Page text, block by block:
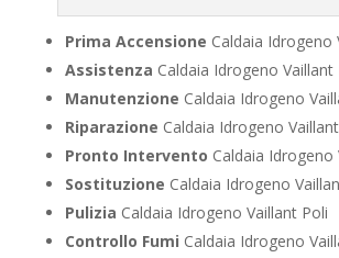
Prima Accensione Caldaia Idrogeno
Assistenza Caldaia Idrogeno Vaillant
Manutenzione Caldaia Idrogeno
Riparazione Caldaia Idrogeno
Pronto Intervento Caldaia Idrogeno
Sostituzione Caldaia Idrogeno
Pulizia Caldaia Idrogeno Vaillant Poli
Controllo Fumi Caldaia Idrogeno